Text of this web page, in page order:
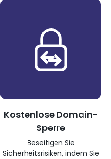
Kostenlose Domain-
Sperre
Beseitigen Sie
Sicherheitsrisiken, indem Sie